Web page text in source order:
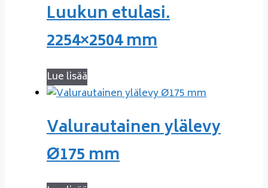
Luukun etulasi.
2254×2504 mm
Lue lisää
Valurautainen ylälevy
Ø175 mm